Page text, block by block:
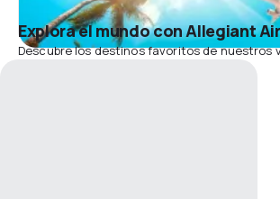
Explora el mundo con Allegiant Air
Descubre los destinos favoritos de nuestros